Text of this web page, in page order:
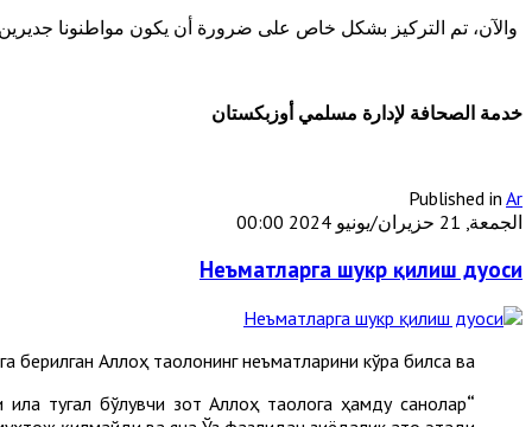
والآن، تم التركيز بشكل خاص على ضرورة أن يكون مواطنونا
خدمة الصحافة لإدارة مسلمي أوزبكستان
Published in Ar
الجمعة, 21 حزيران/يونيو 2024 00:00
Неъматларга шукр қилиш дуоси
берилган Аллоҳ таолонинг неъматларини кўра билса ва:
“Алҳамду лиллаҳиллазий биниъматиҳи татиммус солиҳат”
тугал бўлувчи зот Аллоҳ таолога ҳамду санолар